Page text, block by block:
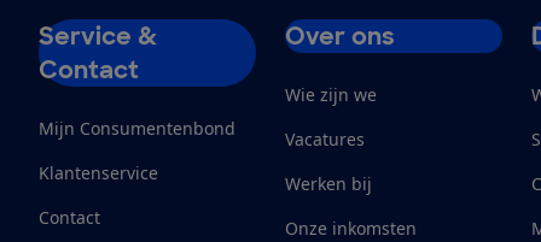
Service &
Contact
Mijn Consumentenbond
Klantenservice
Contact
Over ons
Wie zijn we
Vacatures
Werken bij
Onze inkomsten